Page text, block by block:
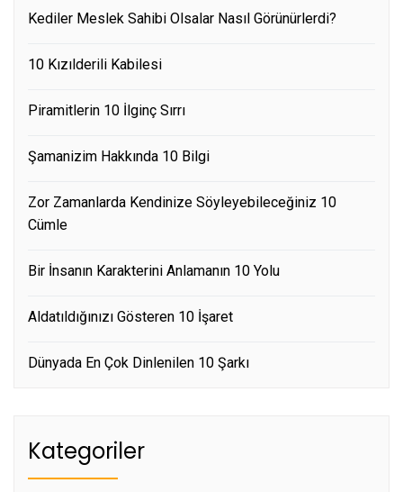
Kediler Meslek Sahibi Olsalar Nasıl Görünürlerdi?
10 Kızılderili Kabilesi
Piramitlerin 10 İlginç Sırrı
Şamanizim Hakkında 10 Bilgi
Zor Zamanlarda Kendinize Söyleyebileceğiniz 10
Cümle
Bir İnsanın Karakterini Anlamanın 10 Yolu
Aldatıldığınızı Gösteren 10 İşaret
Dünyada En Çok Dinlenilen 10 Şarkı
Kategoriler